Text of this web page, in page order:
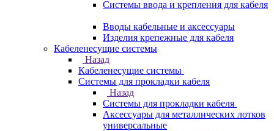
Системы ввода и крепления для кабеля
Вводы кабельные и аксессуары
Изделия крепежные для кабеля
Кабеленесущие системы
Назад
Кабеленесущие системы
Системы для прокладки кабеля
Назад
Системы для прокладки кабеля
Аксессуары для металлических лотков
универсальные